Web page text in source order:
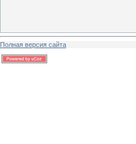
Полная версия сайта